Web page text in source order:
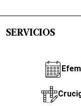
SERVICIOS